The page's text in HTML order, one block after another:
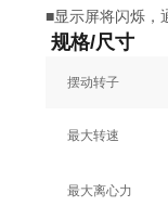
■显示屏将闪烁，
规格/尺寸
摆动转子
最大转速
最大离心力